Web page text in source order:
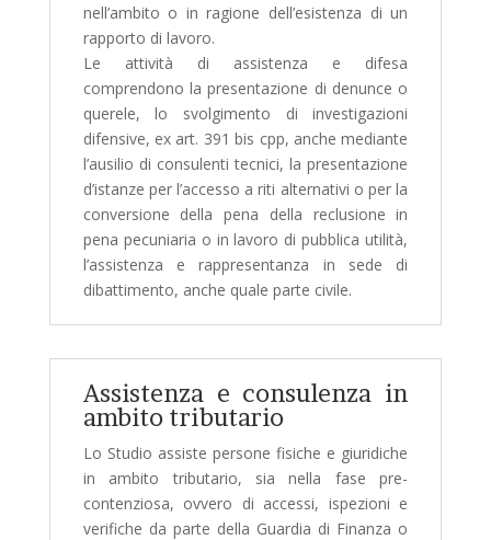
nell’ambito o in ragione dell’esistenza di un
rapporto di lavoro.
Le attività di assistenza e difesa
comprendono la presentazione di denunce o
querele, lo svolgimento di investigazioni
difensive, ex art. 391 bis cpp, anche mediante
l’ausilio di consulenti tecnici, la presentazione
d’istanze per l’accesso a riti alternativi o per la
conversione della pena della reclusione in
pena pecuniaria o in lavoro di pubblica utilità,
l’assistenza e rappresentanza in sede di
dibattimento, anche quale parte civile.
Assistenza e consulenza in
ambito tributario
Lo Studio assiste persone fisiche e giuridiche
in ambito tributario, sia nella fase pre-
contenziosa, ovvero di accessi, ispezioni e
verifiche da parte della Guardia di Finanza o